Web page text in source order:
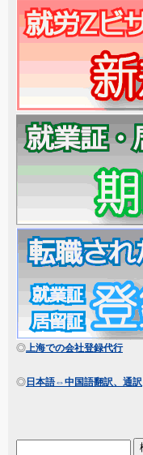
◎上海での会社登録代行
◎ 日本語⇔中国語翻訳、通訳